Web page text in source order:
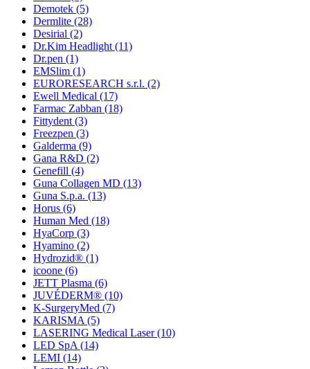
Demotek (5)
Dermlite (28)
Desirial (2)
Dr.Kim Headlight (11)
Dr.pen (1)
EMSlim (1)
EURORESEARCH s.r.l. (2)
Ewell Medical (17)
Farmac Zabban (18)
Fittydent (3)
Freezpen (3)
Galderma (9)
Gana R&D (2)
Genefill (4)
Guna Collagen MD (13)
Guna S.p.a. (13)
Horus (6)
Human Med (18)
HyaCorp (3)
Hyamino (2)
Hydrozid® (1)
icoone (6)
JETT Plasma (6)
JUVÉDERM® (10)
K-SurgeryMed (7)
KARISMA (5)
LASERING Medical Laser(10)
LED SpA (14)
LEMI (14)